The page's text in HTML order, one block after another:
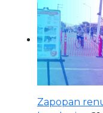
Zapopan